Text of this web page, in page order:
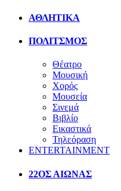
ΑΘΛΗΤΙΚΑ
ΠΟΛΙΤΣΜΟΣ
Θέατρο
Μουσική
Χορός
Μουσεία
Σινεμά
Βιβλίο
Εικαστικά
Τηλεόραση
ENTERTAINMENT
22ΟΣ ΑΙΩΝΑΣ